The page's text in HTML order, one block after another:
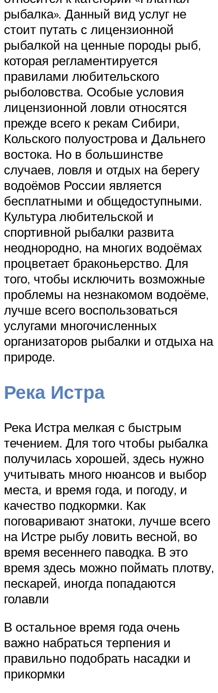
рыбалка». Данный вид услуг не
стоит путать с лицензионной
рыбалкой на ценные породы рыб,
которая регламентируется
правилами любительского
рыболовства. Особые условия
лицензионной ловли относятся
прежде всего к рекам Сибири,
Кольского полуострова и Дальнего
востока. Но в большинстве
случаев, ловля и отдых на берегу
водоёмов России является
бесплатными и общедоступными.
Культура любительской и
спортивной рыбалки развита
неоднородно, на многих водоёмах
процветает браконьерство. Для
того, чтобы исключить возможные
проблемы на незнакомом водоёме,
лучше всего воспользоваться
услугами многочисленных
организаторов рыбалки и отдыха на
природе.
Река Истра
Река Истра мелкая с быстрым
течением. Для того чтобы рыбалка
получилась хорошей, здесь нужно
учитывать много нюансов и выбор
места, и время года, и погоду, и
качество подкормки. Как
поговаривают знатоки, лучше всего
на Истре рыбу ловить весной, во
время весеннего паводка. В это
время здесь можно поймать плотву,
пескарей, иногда попадаются
голавли
В остальное время года очень
важно набраться терпения и
правильно подобрать насадки и
прикормки